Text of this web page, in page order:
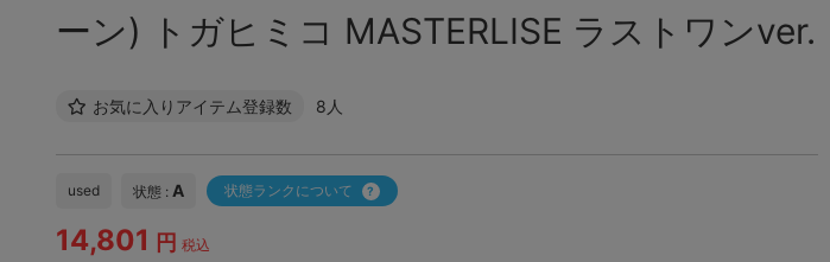
ーン) トガヒミコ MASTERLISE ラストワンver.
お気に入りアイテム登録数 8人
used 状態 : A 状態ランクについて
14,801 円 税込